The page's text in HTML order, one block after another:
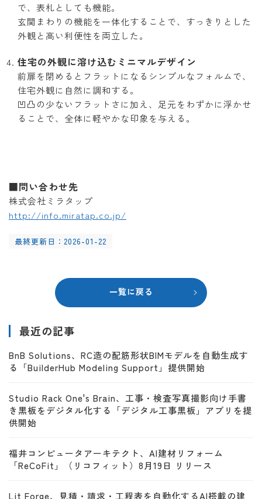
で、表札としても機能。
玄関まわりの機能を一体化することで、すっきりとした
外観と高い利便性を両立した。
住宅の外観に溶け込むミニマルデザイン
前扉を閉めるとフラットになるシンプルなフォルムで、
住宅外観に自然に調和する。
凹凸の少ないフラットさに加え、足元をわずかに浮かせ
ることで、全体に軽やかな印象を与える。
■問い合わせ先
株式会社ミラタップ
http://info.miratap.co.jp/
最終更新日：2026-01-22
一覧に戻る
最近の記事
BnB Solutions、RC造の配筋形状BIMモデルを自動生成す
る「BuilderHub Modeling Support」提供開始
Studio Rack One's Brain、工事・検査写真撮影向け手書
き黒板をデジタル化する「デジタル工事黒板」アプリを提
供開始
福井コンピュータアーキテクト、AI建材リフォーム
「ReCoFit」（リコフィット）8月19日 リリース
Lit Forge、見積・請求・工程表を自動化するAI搭載の建